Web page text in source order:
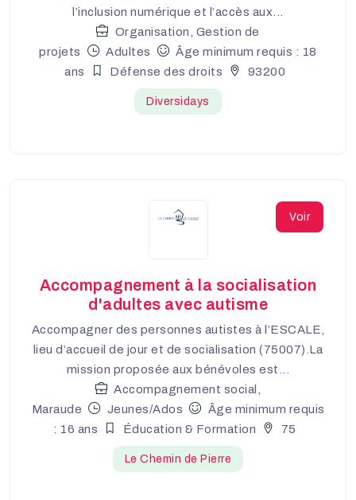
l’inclusion numérique et l’accès aux...
Organisation, Gestion de
projets
Adultes
Âge minimum requis : 18
ans
Défense des droits 93200
Diversidays
Voir
Accompagnement à la socialisation
d'adultes avec autisme
Accompagner des personnes autistes à l’ESCALE,
lieu d’accueil de jour et de socialisation (75007).La
mission proposée aux bénévoles est...
Accompagnement social,
Maraude
Jeunes/Ados
Âge minimum requis
: 16 ans
Éducation & Formation 75
Le Chemin de Pierre